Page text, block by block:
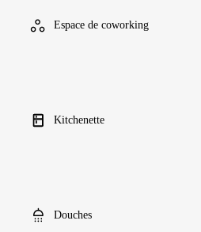
Espace de coworking
Kitchenette
Douches